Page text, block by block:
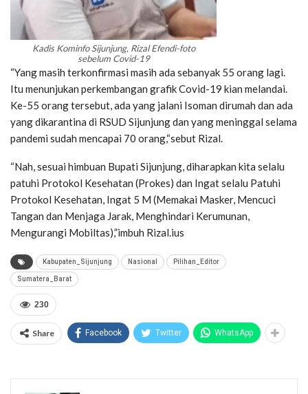
Kadis Kominfo Sijunjung, Rizal Efendi-foto
sebelum Covid-19
“Yang masih terkonfirmasi masih ada sebanyak 55 orang lagi.
Itu menunjukan perkembangan grafik Covid-19 kian melandai.
Ke-55 orang tersebut, ada yang jalani Isoman dirumah dan ada
yang dikarantina di RSUD Sijunjung dan yang meninggal selama
pandemi sudah mencapai 70 orang,“sebut Rizal.
“Nah, sesuai himbuan Bupati Sijunjung, diharapkan kita selalu
patuhi Protokol Kesehatan (Prokes) dan Ingat selalu Patuhi
Protokol Kesehatan, Ingat 5 M (Memakai Masker, Mencuci
Tangan dan Menjaga Jarak, Menghindari Kerumunan,
Mengurangi Mobiltas),”imbuh Rizal.ius
Kabupaten_Sijunjung Nasional Pilihan_Editor
Sumatera_Barat
230
Share Facebook Twitter WhatsApp